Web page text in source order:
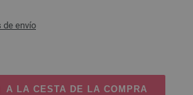
de envío
A LA CESTA DE LA COMPRA